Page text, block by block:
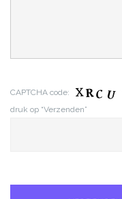
CAPTCHA code:
druk op “Verzenden”